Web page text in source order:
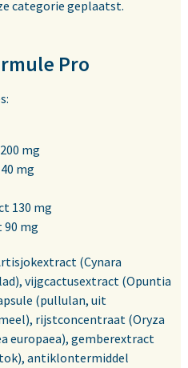
categorie geplaatst.
Pro
mg
mg
130 mg
mg
(Cynara
vijgcactusextract (Opuntia
(pullulan, uit
rijstconcentraat (Oryza
europaea), gemberextract
antiklontermiddel